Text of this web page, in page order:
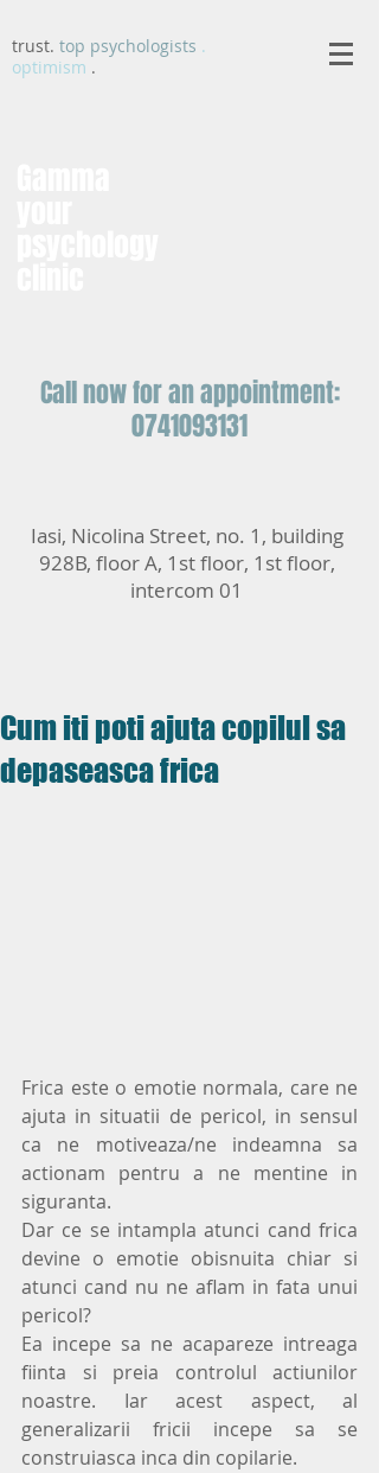
trust. top psychologists .
optimism .
Call now for an appointment:
0741093131
Iasi, Nicolina Street, no. 1, building
928B, floor A, 1st floor, 1st floor,
intercom 01
Cum iti poti ajuta copilul sa
depaseasca frica
Frica este o emotie normala, care ne
ajuta in situatii de pericol, in sensul
ca ne motiveaza/ne indeamna sa
actionam pentru a ne mentine in
siguranta.
Dar ce se intampla atunci cand frica
devine o emotie obisnuita chiar si
atunci cand nu ne aflam in fata unui
pericol?
Ea incepe sa ne acapareze intreaga
fiinta si preia controlul actiunilor
noastre. Iar acest aspect, al
generalizarii fricii incepe sa se
construiasca inca din copilarie.